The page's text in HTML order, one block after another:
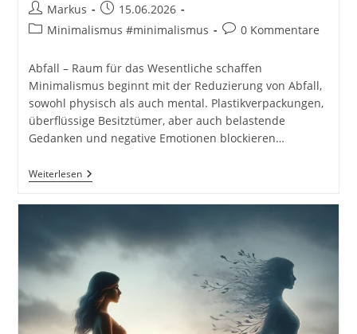
Beitrags-
Autor:
Markus
Beitrag
veröffentlicht:
15.06.2026
Beitrags-
Minimalismus #minimalismus
Beitrags-
0 Kommentare
Abfall – Raum für das Wesentliche schaffen
Minimalismus beginnt mit der Reduzierung von Abfall,
sowohl physisch als auch mental. Plastikverpackungen,
überflüssige Besitztümer, aber auch belastende
Gedanken und negative Emotionen blockieren…
WeiterlesenDas
Minimalismus
Zur
Bewussten
Einfachheit
Mit
26
Buchstaben